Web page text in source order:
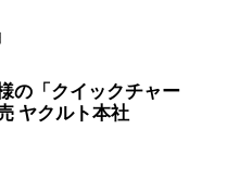
の「クイックチャー
ヤクルト本社